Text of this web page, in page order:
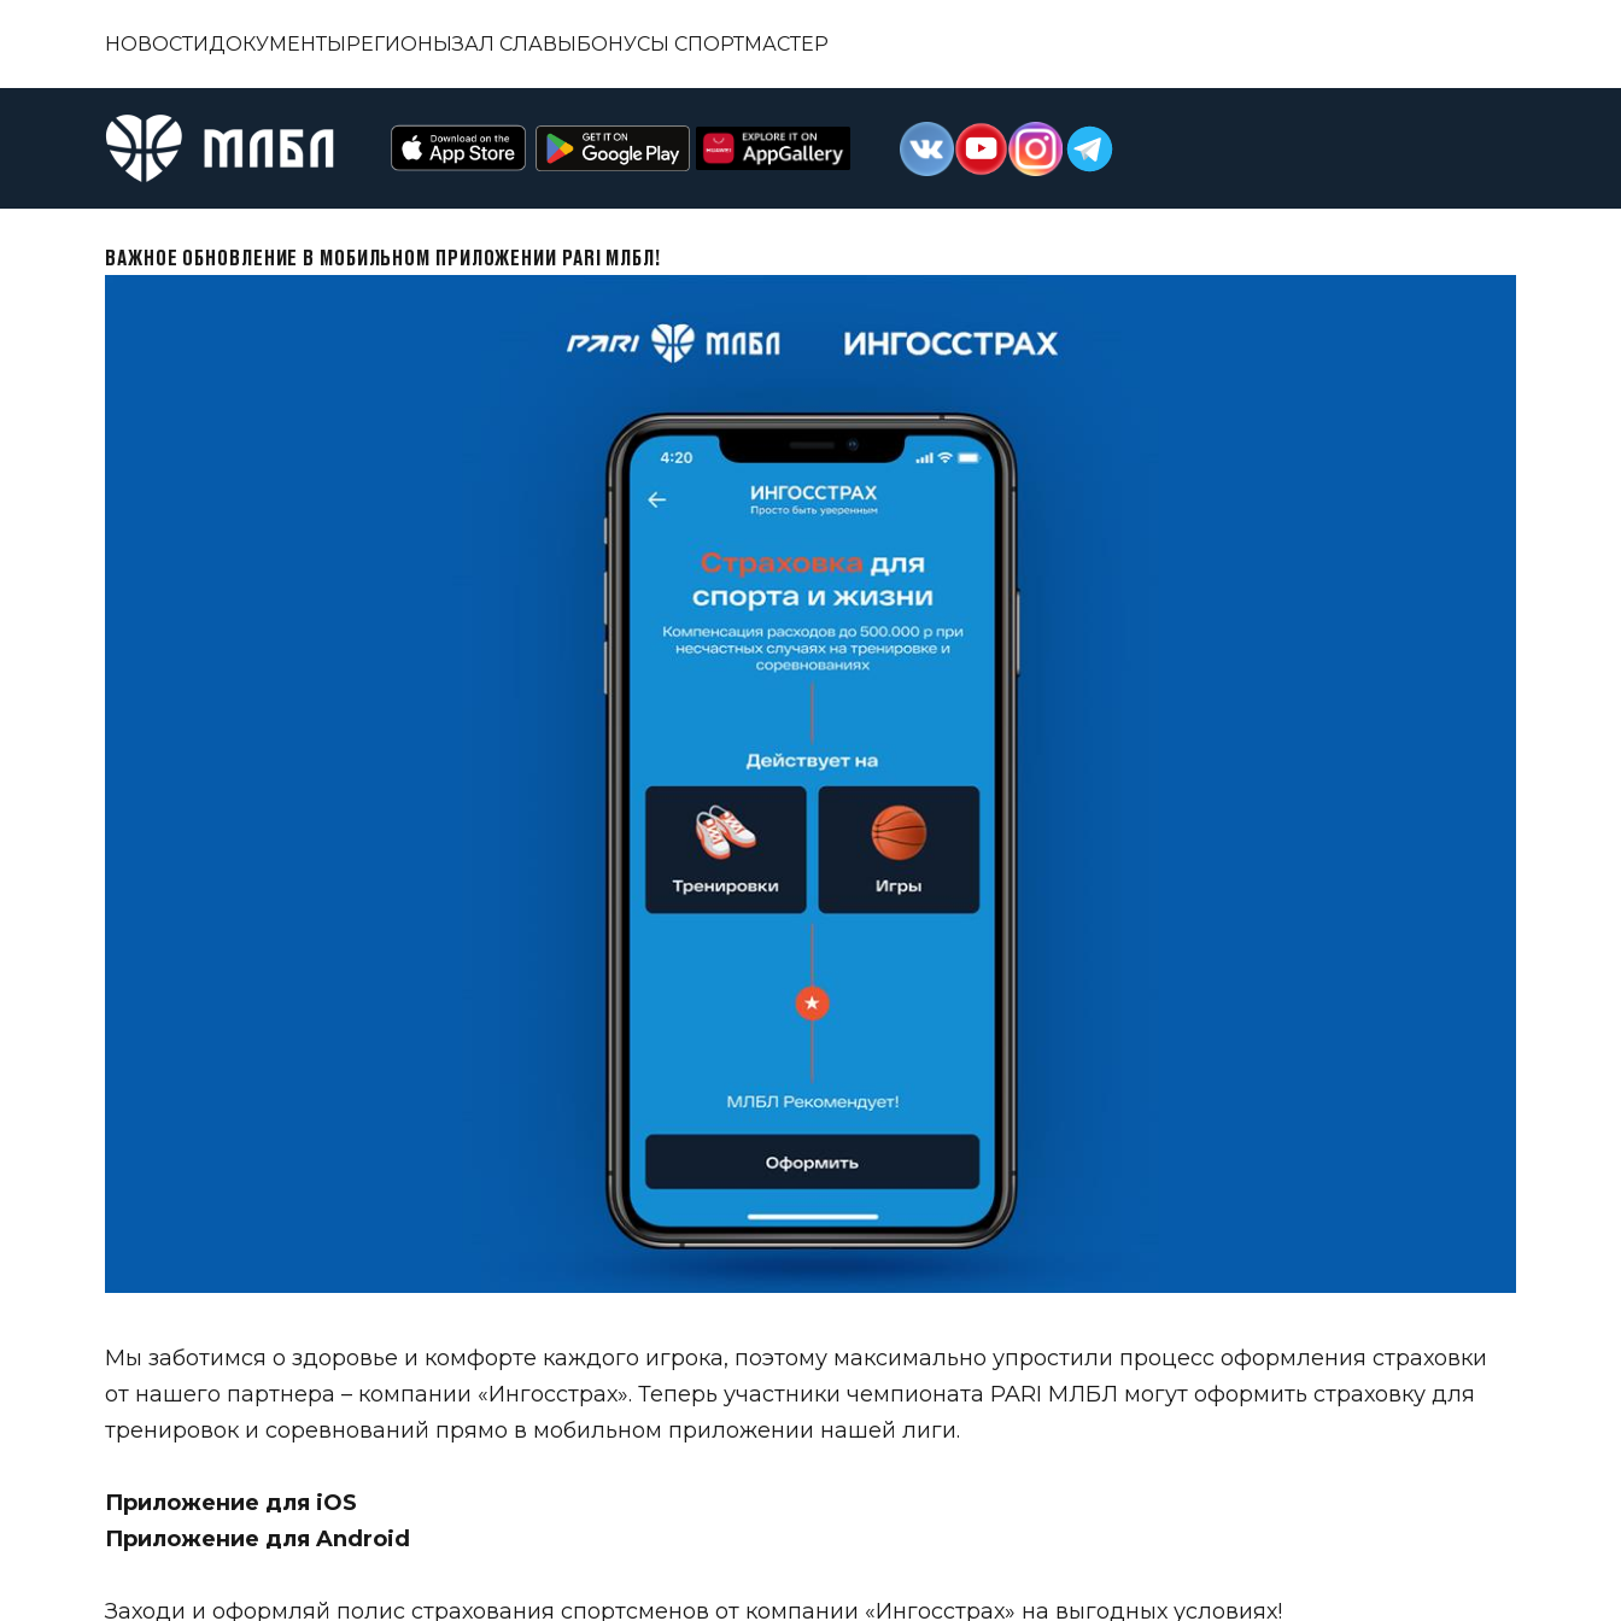
НОВОСТИДОКУМЕНТЫРЕГИОНЫЗАЛ СЛАВЫБОНУСЫ СПОРТМАСТЕР
ВАЖНОЕ ОБНОВЛЕНИЕ В МОБИЛЬНОМ ПРИЛОЖЕНИИ PARI МЛБЛ!
Мы заботимся о здоровье и комфорте каждого игрока, поэтому максимально упростили процесс оформления страховки
от нашего партнера – компании «Ингосстрах». Теперь участники чемпионата PARI МЛБЛ могут оформить страховку для
тренировок и соревнований прямо в мобильном приложении нашей лиги.
Приложение для iOS
Приложение для Android
Заходи и оформляй полис страхования спортсменов от компании «Ингосстрах» на выгодных условиях!